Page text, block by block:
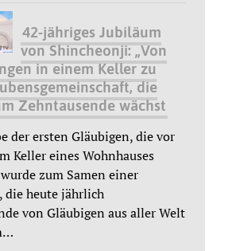
42-jähriges Jubiläum
von Shincheonji: „Von
in einem Keller zu
die
Zehntausende wächst
der ersten Gläubigen, die vor
Keller eines Wohnhauses
zum Samen einer
die heute jährlich
von Gläubigen aus aller Welt
…